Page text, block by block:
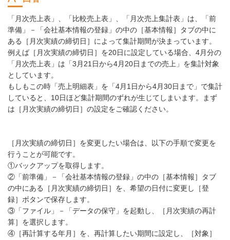
「月次売上表」、「比較売上表」、「月次売上集計表」は、「前
準備」－「会社基本情報の登録」の中の［基本情報］タブの中に
ある［月次実績の締切日］によって集計期間が決まっています。
例えば［月次実績の締切日］を20日に設定している場合、4月分の
「月次売上表」は「3月21日から4月20日までの売上」を集計対象
としています。
もしもこの時「売上明細表」を「4月1日から4月30日まで」で集計
していると、10日ほど集計期間のずれが生じてしまいます。まず
は［月次実績の締切日］の設定をご確認ください。
［月次実績の締切日］を変更したい場合は、以下の手順で変更を
行うことが可能です。
①バックアップを取得します。
②「前準備」－「会社基本情報の登録」の中の［基本情報］タブ
の中にある［月次実績の締切日］を、希望の日付に変更し［登
録］ボタンで保存します。
③「ファイル」－「データの保守」を起動し、［月次実績の再計
算］を選択します。
④［再計算する年月］を、再計算したい期間に設定し、［対象］